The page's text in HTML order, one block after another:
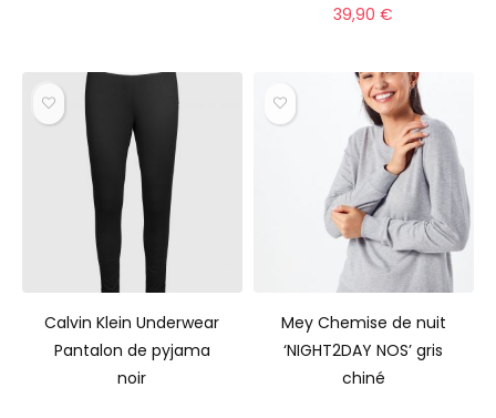
39,90€
Calvin Klein Underwear
Pantalon de pyjama
noir
Mey Chemise de nuit
‘NIGHT2DAY NOS’ gris
chiné